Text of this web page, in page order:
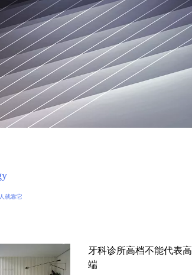
就靠它
牙科诊所高档不能代表高
端